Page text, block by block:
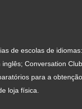
de escolas de
Conversation
para a
loja física.